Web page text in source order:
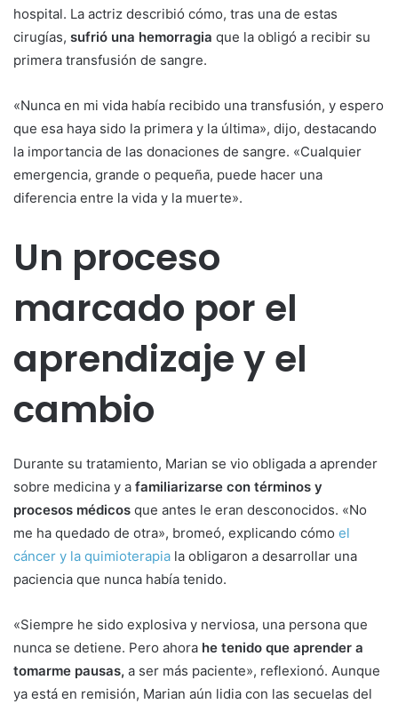
hospital. La actriz describió cómo, tras una de estas
cirugías, sufrió una hemorragia que la obligó a recibir su
primera transfusión de sangre.
«Nunca en mi vida había recibido una transfusión, y espero
que esa haya sido la primera y la última», dijo, destacando
la importancia de las donaciones de sangre. «Cualquier
emergencia, grande o pequeña, puede hacer una
diferencia entre la vida y la muerte».
Un proceso
marcado por el
aprendizaje y el
cambio
Durante su tratamiento, Marian se vio obligada a aprender
sobre medicina y a familiarizarse con términos y
procesos médicos que antes le eran desconocidos. «No
me ha quedado de otra», bromeó, explicando cómo el
cáncer y la quimioterapia la obligaron a desarrollar una
paciencia que nunca había tenido.
«Siempre he sido explosiva y nerviosa, una persona que
nunca se detiene. Pero ahora he tenido que aprender a
tomarme pausas, a ser más paciente», reflexionó. Aunque
ya está en remisión, Marian aún lidia con las secuelas del